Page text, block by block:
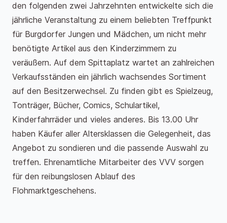
den folgenden zwei Jahrzehnten entwickelte sich die
jährliche Veranstaltung zu einem beliebten Treffpunkt
für Burgdorfer Jungen und Mädchen, um nicht mehr
benötigte Artikel aus den Kinderzimmern zu
veräußern. Auf dem Spittaplatz wartet an zahlreichen
Verkaufsständen ein jährlich wachsendes Sortiment
auf den Besitzerwechsel. Zu finden gibt es Spielzeug,
Tonträger, Bücher, Comics, Schulartikel,
Kinderfahrräder und vieles anderes. Bis 13.00 Uhr
haben Käufer aller Altersklassen die Gelegenheit, das
Angebot zu sondieren und die passende Auswahl zu
treffen. Ehrenamtliche Mitarbeiter des VVV sorgen
für den reibungslosen Ablauf des
Flohmarktgeschehens.